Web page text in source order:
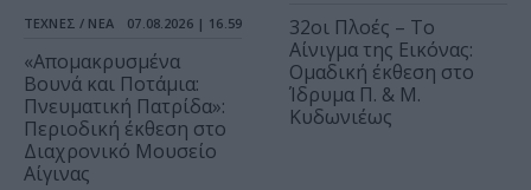
ΤΕΧΝΕΣ / ΝΕΑ 07.08.2026 | 16.59
«Απομακρυσμένα
Βουνά και Ποτάμια:
Πνευματική Πατρίδα»:
Περιοδική έκθεση στο
Διαχρονικό Μουσείο
Αίγινας
32οι Πλοές – Το
Αίνιγμα της Εικόνας:
Ομαδική έκθεση στο
Ίδρυμα Π. & Μ.
Κυδωνιέως